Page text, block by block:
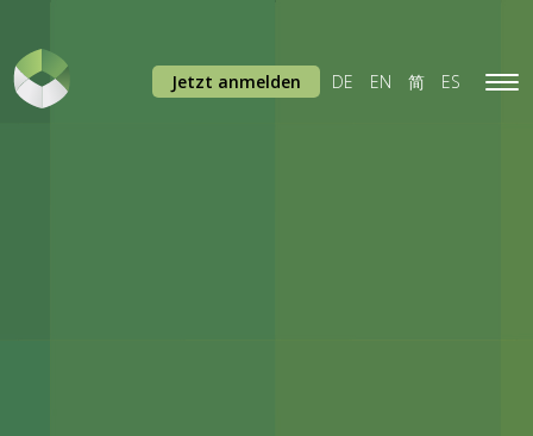
Jetzt anmelden DE EN 简 ES